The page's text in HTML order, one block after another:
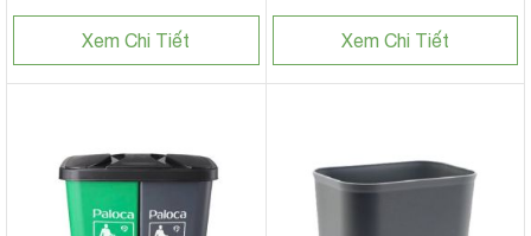
Xem Chi Tiết Xem Chi Tiết